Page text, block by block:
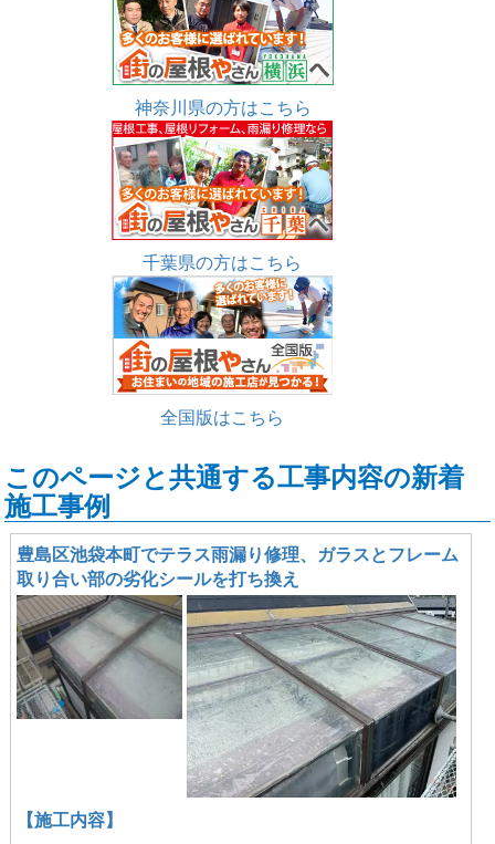
神奈川県の方はこちら
千葉県の方はこちら
全国版はこちら
このページと共通する工事内容の新着
施工事例
豊島区池袋本町でテラス雨漏り修理、ガラスとフレーム
取り合い部の劣化シールを打ち換え
【施工内容】